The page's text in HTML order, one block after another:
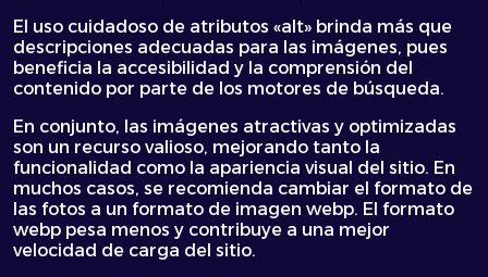
El uso cuidadoso de atributos «alt» brinda más que
descripciones adecuadas para las imágenes, pues
beneficia la accesibilidad y la comprensión del
contenido por parte de los motores de búsqueda.
En conjunto, las imágenes atractivas y optimizadas
son un recurso valioso, mejorando tanto la
funcionalidad como la apariencia visual del sitio. En
muchos casos, se recomienda cambiar el formato de
las fotos a un formato de imagen webp. El formato
webp pesa menos y contribuye a una mejor
velocidad de carga del sitio.